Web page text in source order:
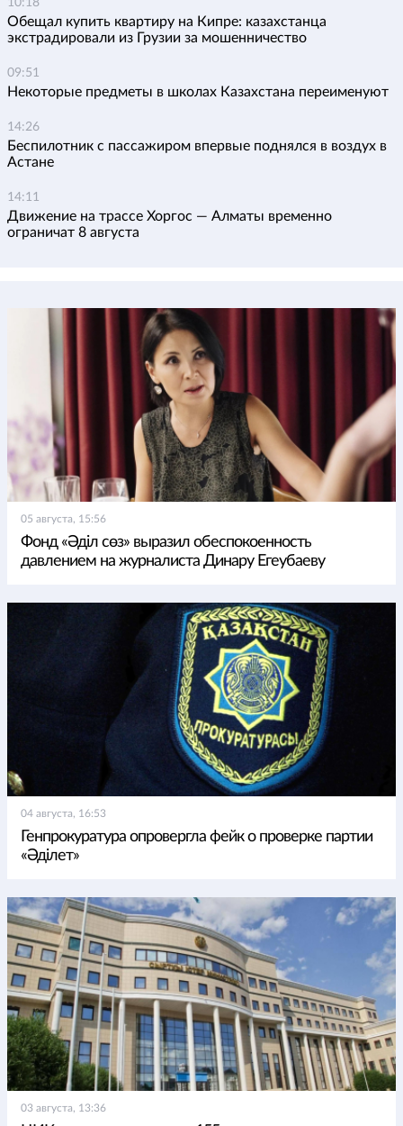
10:18
Обещал купить квартиру на Кипре: казахстанца
экстрадировали из Грузии за мошенничество
09:51
Некоторые предметы в школах Казахстана переименуют
14:26
Беспилотник с пассажиром впервые поднялся в воздух в
Астане
14:11
Движение на трассе Хоргос — Алматы временно
ограничат 8 августа
05 августа, 15:56
Фонд «Әділ сөз» выразил обеспокоенность
давлением на журналиста Динару Егеубаеву
04 августа, 16:53
Генпрокуратура опровергла фейк о проверке партии
«Әділет»
03 августа, 13:36